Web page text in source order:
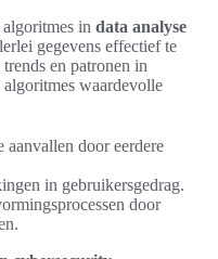
in data analyse
gegevens effectief te
en patronen in
waardevolle
door eerdere
in gebruikersgedrag.
door